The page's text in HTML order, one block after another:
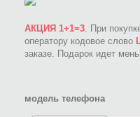
АКЦИЯ 1+1=3. При
оператору кодовое слово
заказе. Подарок идет
модель телефона